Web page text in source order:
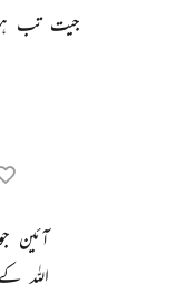
جیت تب
آئین
اللہ